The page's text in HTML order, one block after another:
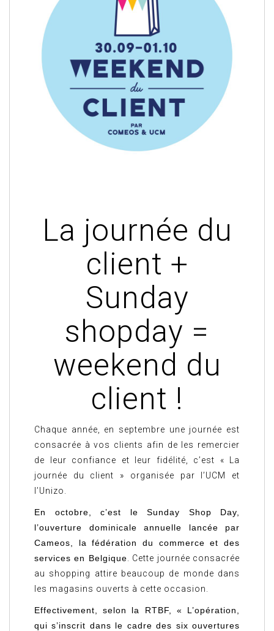
La journée du
client +
Sunday
shopday =
weekend du
client !
Chaque année, en septembre une journée est
consacrée à vos clients afin de les remercier
de leur confiance et leur fidélité, c’est « La
journée du client » organisée par l’UCM et
l’Unizo.
En octobre, c’est le Sunday Shop Day,
l’ouverture dominicale annuelle lancée par
Cameos, la fédération du commerce et des
services en Belgique . Cette journée consacrée
au shopping attire beaucoup de monde dans
les magasins ouverts à cette occasion.
Effectivement, selon la RTBF, « L’opération,
qui s’inscrit dans le cadre des six ouvertures